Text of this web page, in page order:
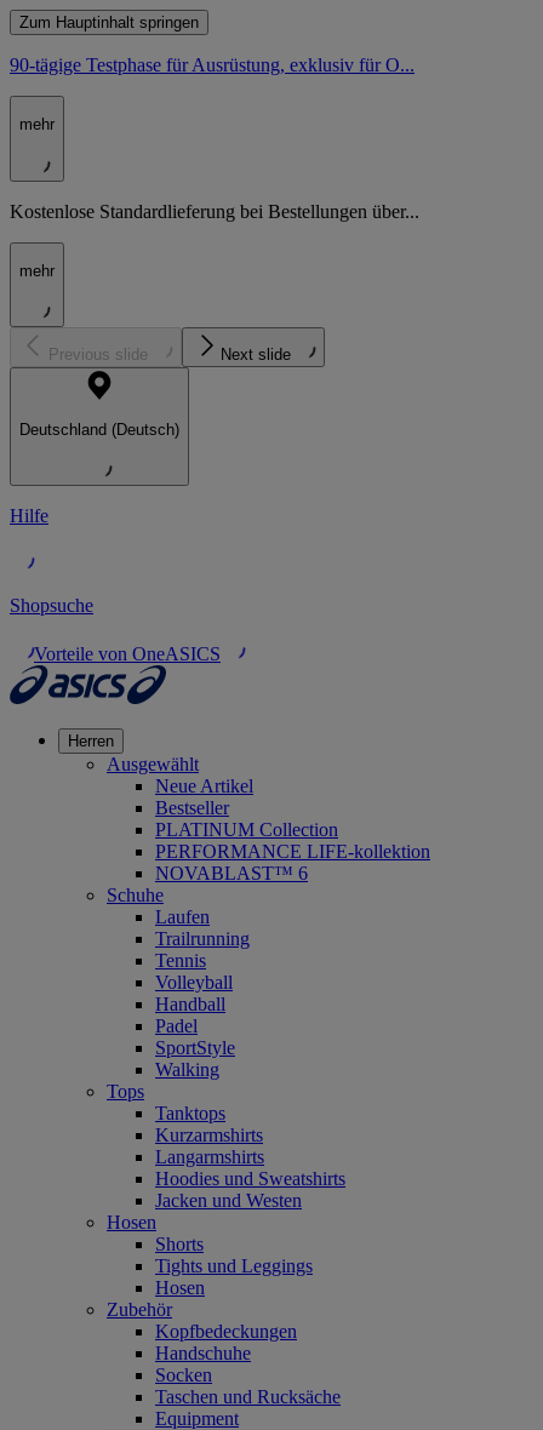
Zum Hauptinhalt springen
90-tägige Testphase für Ausrüstung, exklusiv für O...
mehr
Kostenlose Standardlieferung bei Bestellungen über...
mehr
Previous slide Next slide
Deutschland (Deutsch)
Hilfe
Shopsuche
Vorteile von OneASICS
Herren
Ausgewählt
Neue Artikel
Bestseller
PLATINUM Collection
PERFORMANCE LIFE-kollektion
NOVABLAST™ 6
Schuhe
Laufen
Trailrunning
Tennis
Volleyball
Handball
Padel
SportStyle
Walking
Tops
Tanktops
Kurzarmshirts
Langarmshirts
Hoodies und Sweatshirts
Jacken und Westen
Hosen
Shorts
Tights und Leggings
Hosen
Zubehör
Kopfbedeckungen
Handschuhe
Socken
Taschen und Rucksäche
Equipment